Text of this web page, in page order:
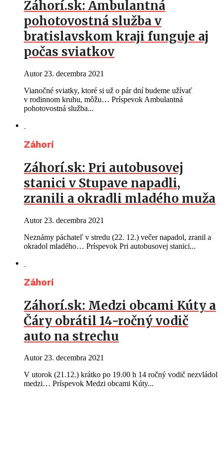
Záhorí.sk: Ambulantná
pohotovostná služba v
bratislavskom kraji funguje aj
počas sviatkov
Autor 23. decembra 2021
Vianočné sviatky, ktoré si už o pár dní budeme užívať
v rodinnom kruhu, môžu… Príspevok Ambulantná
pohotovostná služba...
Záhorí
Záhorí.sk: Pri autobusovej
stanici v Stupave napadli,
zranili a okradli mladého muža
Autor 23. decembra 2021
Neznámy páchateľ v stredu (22. 12.) večer napadol, zranil a
okradol mladého… Príspevok Pri autobusovej stanici...
Záhorí
Záhorí.sk: Medzi obcami Kúty a
Čáry obrátil 14-ročný vodič
auto na strechu
Autor23. decembra 2021
V utorok (21.12.) krátko po 19.00 h 14 ročný vodič nezvládol
medzi… Príspevok Medzi obcami Kúty...